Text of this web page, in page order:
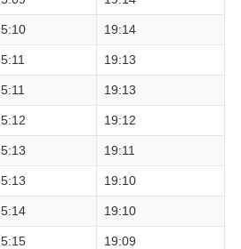
5:10 19:14
5:11 19:13
5:11 19:13
5:12 19:12
5:13 19:11
5:13 19:10
5:14 19:10
5:15 19:09